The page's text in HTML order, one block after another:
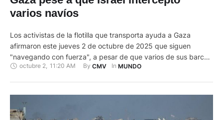
varios navíos
Los activistas de la flotilla que transporta ayuda a Gaza
afirmaron este jueves 2 de octubre de 2025 que siguen
"navegando con fuerza", a pesar de que varios de sus barcos
fueron interceptados por las fuerzas navales de Israel que
octubre 2, 11:20 AM By CMV In MUNDO